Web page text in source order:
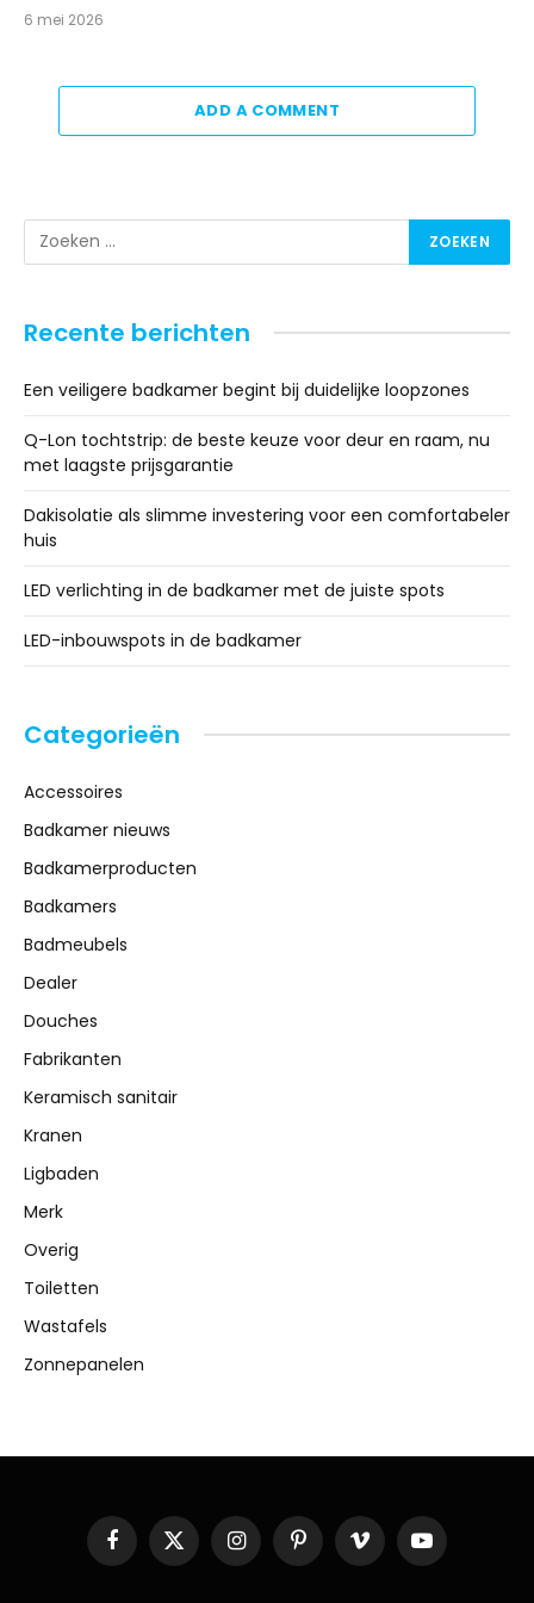
6 mei 2026
ADD A COMMENT
Recente berichten
Een veiligere badkamer begint bij duidelijke loopzones
Q-Lon tochtstrip: de beste keuze voor deur en raam, nu
met laagste prijsgarantie
Dakisolatie als slimme investering voor een comfortabeler
huis
LED verlichting in de badkamer met de juiste spots
LED-inbouwspots in de badkamer
Categorieën
Accessoires
Badkamer nieuws
Badkamerproducten
Badkamers
Badmeubels
Dealer
Douches
Fabrikanten
Keramisch sanitair
Kranen
Ligbaden
Merk
Overig
Toiletten
Wastafels
Zonnepanelen
Facebook
X
(Twitter)
InstagramPinterestVimeo YouTube